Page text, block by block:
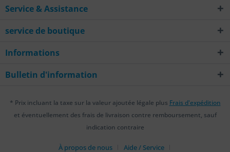
Service & Assistance
service de boutique
Informations
Bulletin d'information
* Prix incluant la taxe sur la valeur ajoutée légale plus Frais d'expédition
et éventuellement des frais de livraison contre remboursement, sauf
indication contraire
À propos de nous Aide / Service